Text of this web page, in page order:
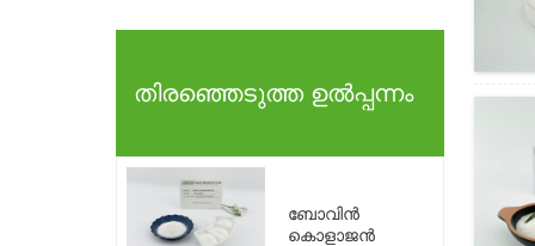
തിരഞ്ഞെടുത്ത ഉൽപ്പന്നം
ബോവിൻ
കൊളാജൻ